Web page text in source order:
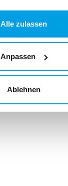
Alle zulassen
Anpassen
Ablehnen